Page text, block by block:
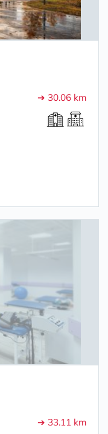
➔ 30.06 km
➔ 33.11 km